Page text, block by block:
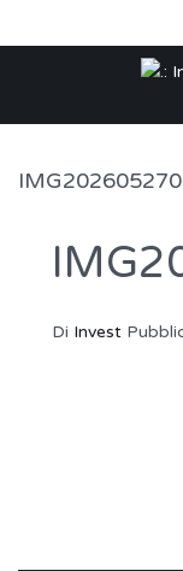
Di Invest